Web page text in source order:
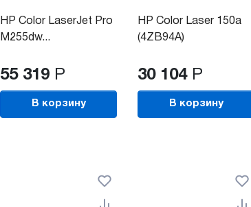
HP Color LaserJet Pro
M255dw...
55 319 Р
В корзину
HP Color Laser 150a
(4ZB94A)
30 104 Р
В корзину